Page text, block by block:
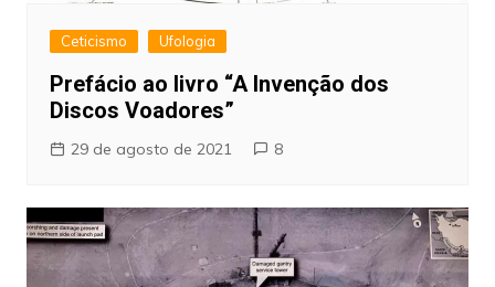
Ceticismo Ufologia
Prefácio ao livro “A Invenção dos
Discos Voadores”
29 de agosto de 2021 8